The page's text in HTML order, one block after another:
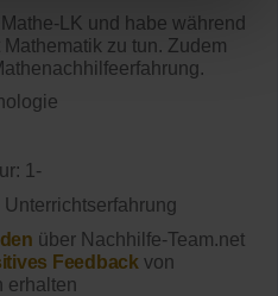
LK und habe während
zu tun. Zudem
1-
Unterrichtserfahrung
über Nachhilfe-Team.net
Feedback von
erhalten